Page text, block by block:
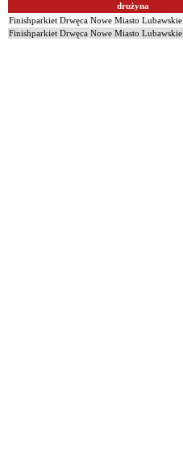
drużyna
Finishparkiet Drwęca Nowe Miasto Lubawskie
Finishparkiet Drwęca Nowe Miasto Lubawskie